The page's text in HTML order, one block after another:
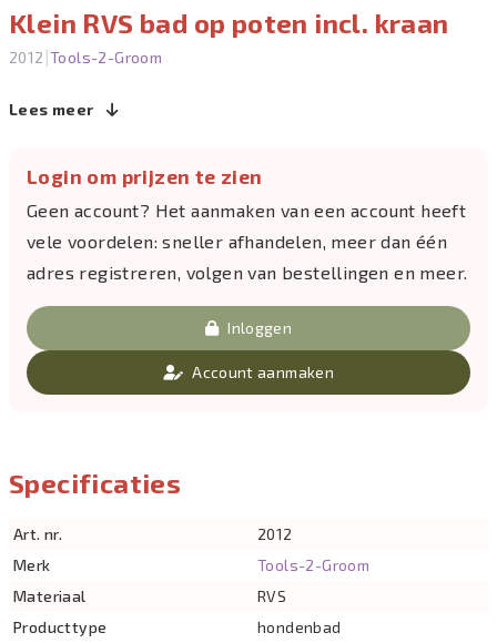
Klein RVS bad op poten incl. kraan
2012 |Tools-2-Groom
Lees meer
Login om prijzen te zien
Geen account? Het aanmaken van een account heeft
vele voordelen: sneller afhandelen, meer dan één
adres registreren, volgen van bestellingen en meer.
Inloggen
Account aanmaken
Specificaties
Art. nr.
2012
Merk
Tools-2-Groom
Materiaal
RVS
Producttype
hondenbad